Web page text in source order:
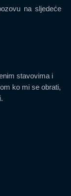
na sljedeće
stavovima i
ko mi se obrati,